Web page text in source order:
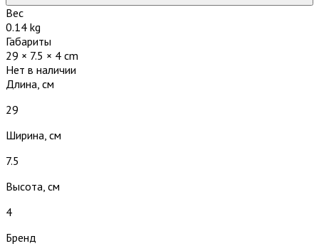
Вес
0.14 kg
Габариты
29 × 7.5 × 4 cm
Нет в наличии
Длина, см
29
Ширина, см
7.5
Высота, см
4
Бренд